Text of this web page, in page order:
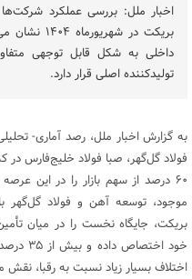
اخبار ملل: بررسی عملکرد
بریکت در
داخلی به شکل قابل توجهی
تولیدکننده اصلی قرار دارد.
به گزارش اخبار ملل، رصد آماری-
فولاد گل‌گهر، صبا فولاد خلیج‌فارس در
۶۰ درصد از سهم بازار را در این
بریکت، جایگاه نخست را در میان
خود
اختلاف بسیار زیاد نسبت به رقبا، نقش